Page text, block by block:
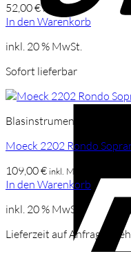
52,00€inkl. Mwst
In den Warenkorb
inkl. 20 % MwSt.
Sofort lieferbar
Blasinstrumente
Moeck 2202 Rondo
109,00€ inkl. Mwst
In den Warenkorb
inkl. 20 % MwSt.
Lieferzeit auf Anfrage,